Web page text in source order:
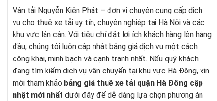
Vận tải Nguyễn Kiên Phát – đơn vị chuyên cung cấp dịch
vụ cho thuê xe tải uy tín, chuyên nghiệp tại Hà Nội và các
khu vực lân cận. Với tiêu chí đặt lợi ích khách hàng lên hàng
đầu, chúng tôi luôn cập nhật bảng giá dịch vụ một cách
công khai, minh bạch và cạnh tranh nhất. Nếu quý khách
đang tìm kiếm dịch vụ vận chuyển tại khu vực Hà Đông, xin
mời tham khảo bảng giá thuê xe tải quận Hà Đông cập
nhật mới nhất dưới đây để dễ dàng lựa chọn phương án